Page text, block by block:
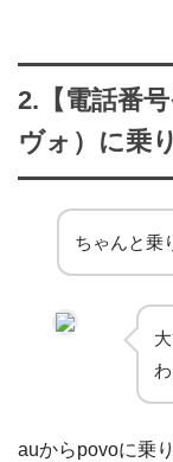
2.【電話番
ヴォ）に乗
ちゃんと乗
わ
auからpovoに乗